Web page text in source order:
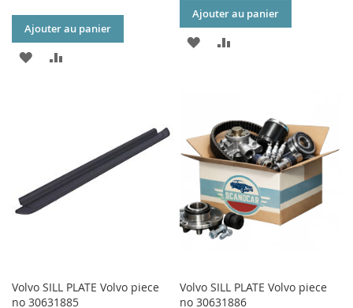
Ajouter au panier
AJOUTER
D’ENVIE
Ajouter au panier
AJOUTER
LISTE
D’ENVIE
Volvo SILL PLATE Volvo piece
no 30631885
Volvo SILL PLATE Volvo piece
no 30631886